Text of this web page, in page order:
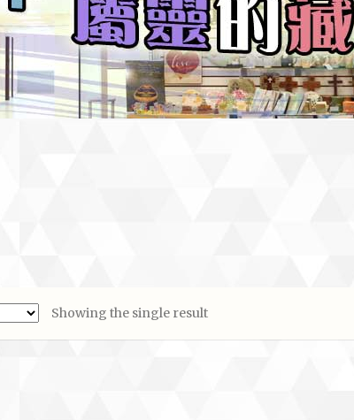
Showing the single result